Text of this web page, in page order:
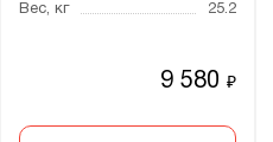
Вес, кг
25.2
9 580₽